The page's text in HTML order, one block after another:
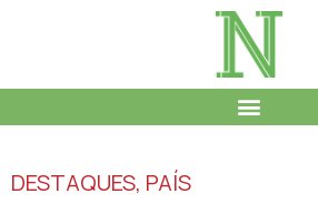
DESTAQUES, PAÍS